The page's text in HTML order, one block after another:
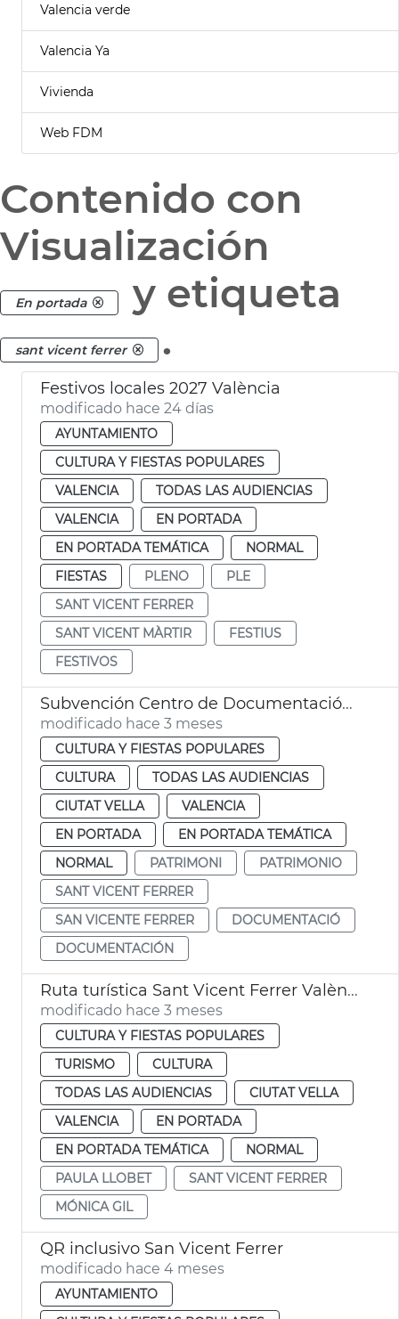
Valencia verde
Valencia Ya
Vivienda
Web FDM
Contenido con
Visualización
En portada y etiqueta
sant vicent ferrer .
Festivos locales 2027 València
modificado hace 24 días
AYUNTAMIENTO
CULTURA Y FIESTAS POPULARES
VALENCIA
TODAS LAS AUDIENCIAS
VALENCIA
EN PORTADA
EN PORTADA TEMÁTICA
NORMAL
FIESTAS
PLENO
PLE
SANT VICENT FERRER
SANT VICENT MÀRTIR
FESTIUS
FESTIVOS
Subvención Centro de Documentación Vicentina
modificado hace 3 meses
CULTURA Y FIESTAS POPULARES
CULTURA
TODAS LAS AUDIENCIAS
CIUTAT VELLA
VALENCIA
EN PORTADA
EN PORTADA TEMÁTICA
NORMAL
PATRIMONI
PATRIMONIO
SANT VICENT FERRER
SAN VICENTE FERRER
DOCUMENTACIÓ
DOCUMENTACIÓN
Ruta turística Sant Vicent Ferrer València
modificado hace 3 meses
CULTURA Y FIESTAS POPULARES
TURISMO
CULTURA
TODAS LAS AUDIENCIAS
CIUTAT VELLA
VALENCIA
EN PORTADA
EN PORTADA TEMÁTICA
NORMAL
PAULA LLOBET
SANT VICENT FERRER
MÓNICA GIL
QR inclusivo San Vicent Ferrer
modificado hace 4 meses
AYUNTAMIENTO